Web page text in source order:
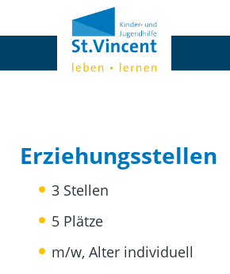
Erziehungsstellen
3 Stellen
5 Plätze
m/w, Alter individuell